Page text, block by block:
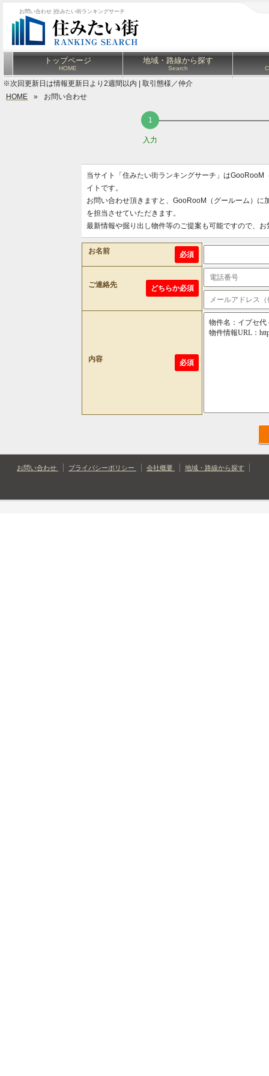
お問い合わせ |住みたい街ランキングサーチ
トップページ
HOME
地域・路線から探す
Search
※次回更新日は情報更新日より2週間以内 | 取引態様／仲介
HOME
» お問い合わせ
入力
当サイト「住みたい街ランキングサーチ」は
イトです。
お問い合わせ頂きますと、GooRooM（グールーム）
を担当させていただきます。
最新情報や掘り出し物件等のご提案も可能ですので、
お名前 必須
ご連絡先 どちらか必須
内容 必須
お問い合わせ プライバシーポリシー 会社概要 地域・路線から探す